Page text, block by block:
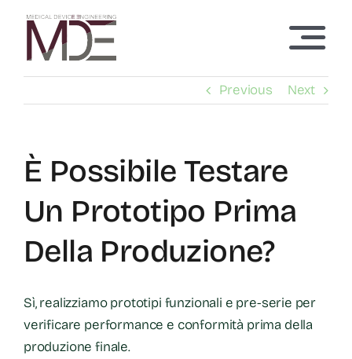
content
Tecnologie
Contatti
Previous Next
È Possibile Testare
Un Prototipo Prima
Della Produzione?
Sì, realizziamo prototipi funzionali e pre-serie per
verificare performance e conformità prima della
produzione finale.